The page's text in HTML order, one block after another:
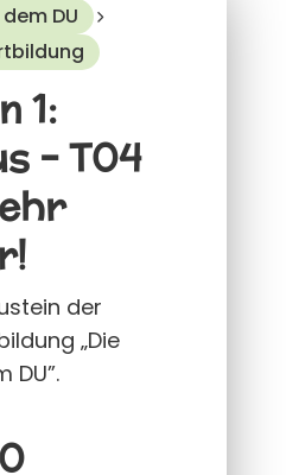
DU
1:
– T04
der
„Die
DU”.